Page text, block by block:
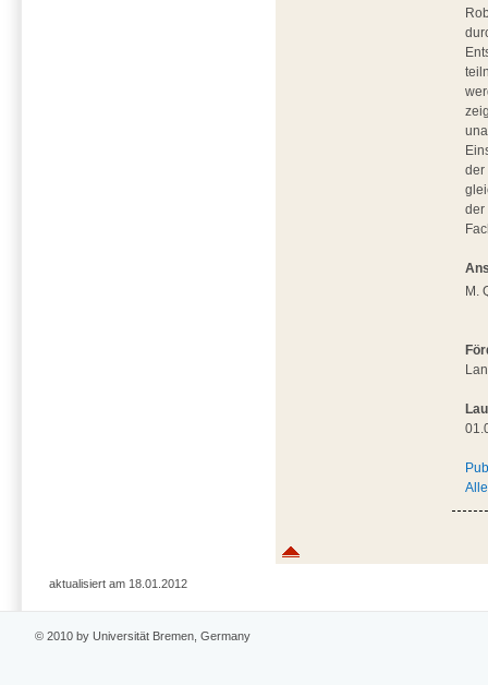
der
der
M.
aktualisiert am 18.01.2012
© 2010 by Universität Bremen, Germany